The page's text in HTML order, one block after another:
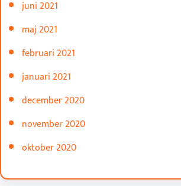
juni 2021
maj 2021
februari 2021
januari 2021
december 2020
november 2020
oktober 2020